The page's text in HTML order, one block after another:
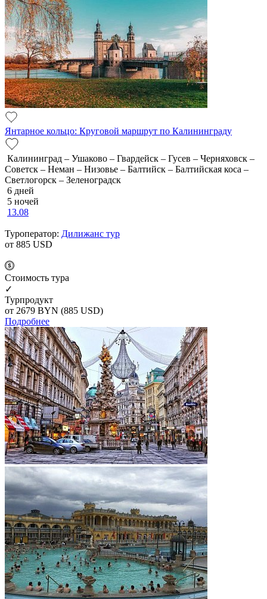
Янтарное кольцо: Круговой маршрут по Калининграду
Калининград – Ушаково – Гвардейск – Гусев – Черняховск –
Советск – Неман – Низовье – Балтийск – Балтийская коса –
Светлогорск – Зеленоградск
6 дней
5 ночей
13.08
Туроператор: Дилижанс тур
от 885 USD
Cтоимость тура
✓
Турпродукт
от 2679 BYN (885 USD)
Подробнее